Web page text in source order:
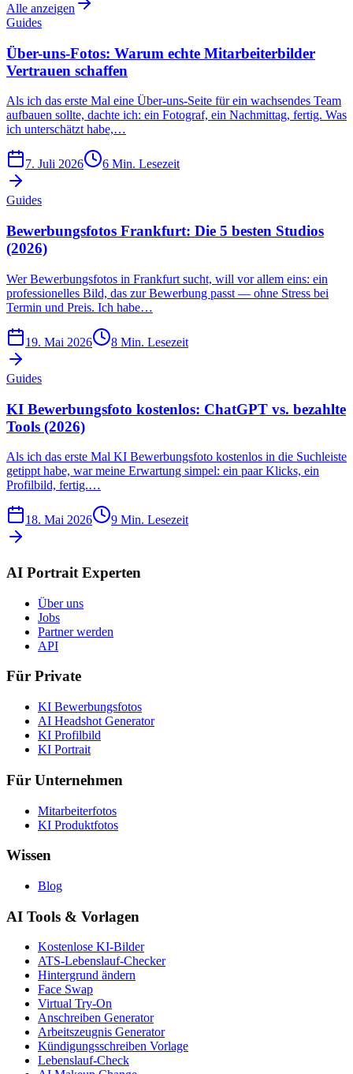
Alle anzeigen
Guides
Über-uns-Fotos: Warum echte Mitarbeiterbilder
Vertrauen schaffen
Als ich das erste Mal eine Über-uns-Seite für ein wachsendes Team
aufbauen sollte, dachte ich: ein Fotograf, ein Nachmittag, fertig. Was
ich unterschätzt habe,…
7. Juli 2026 6 Min. Lesezeit
Guides
Bewerbungsfotos Frankfurt: Die 5 besten Studios
(2026)
Wer Bewerbungsfotos in Frankfurt sucht, will vor allem eins: ein
professionelles Bild, das zur Bewerbung passt — ohne Stress bei
Termin und Preis. Ich habe…
19. Mai 2026 8 Min. Lesezeit
Guides
KI Bewerbungsfoto kostenlos: ChatGPT vs. bezahlte
Tools (2026)
Als ich das erste Mal KI Bewerbungsfoto kostenlos in die Suchleiste
getippt habe, war meine Erwartung simpel: ein paar Klicks, ein
Profilbild, fertig.…
18. Mai 2026 9 Min. Lesezeit
AI Portrait Experten
Über uns
Jobs
Partner werden
API
Für Private
KI Bewerbungsfotos
AI Headshot Generator
KI Profilbild
KI Portrait
Für Unternehmen
Mitarbeiterfotos
KI Produktfotos
Wissen
Blog
AI Tools & Vorlagen
Kostenlose KI-Bilder
ATS-Lebenslauf-Checker
Hintergrund ändern
Face Swap
Virtual Try-On
Anschreiben Generator
Arbeitszeugnis Generator
Kündigungsschreiben Vorlage
Lebenslauf-Check